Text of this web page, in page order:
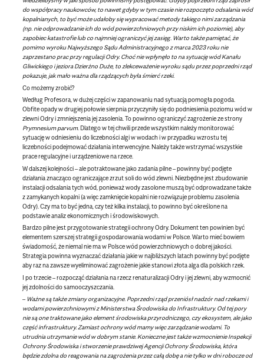
do współpracy naukowców, to nawet gdyby w tym czasie nie rozpoczęto odsalania wód
kopalnianych, to być może udałoby się wypracować metody takiego nimi zarządzania
(np. nie odprowadzanie ich do wód powierzchniowych przy niskim ich poziomie), aby
zapobiec katastrofie lub co najmniej ograniczyć jej zasięg. Warto także pamiętać, że
pomimo wyroku Najwyższego Sądu Administracyjnego z marca 2023 roku nie
zaprzestano prac przy regulacji Odry. Choć nie wpłynęło to na sytuację wód Kanału
Gliwickiego i jeziora Dzierżno Duże, to zlekceważenie wyroku sądu przez poprzedni rząd
pokazuje, jak mało ważna dla rządzących była śmierć rzeki.
Co możemy zrobić?
Według Profesora, w dużej części w zapanowaniu nad sytuacją pomogła pogoda.
Obfite opady w drugiej połowie sierpnia przyczyniły się do podniesienia poziomu wód w
zlewni Odry i zmniejszenia jej zasolenia. To powinno ograniczyć zagrożenie ze strony
Prymnesium parvum. Dlatego w tej chwili przede wszystkim należy monitorować
sytuację w odniesieniu do liczebności algi w wodach i w przypadku wzrostu tej
liczebności podejmować działania interwencyjne. Należy także wstrzymać wszystkie
prace regulacyjne i urządzeniowe na rzece.
W dalszej kolejności – ale potraktowane jako zadania pilne – powinny być podjęte
działania znacząco ograniczające zrzut soli do wód zlewni. Niezbędne jest zbudowanie
instalacji odsalania tych wód, ponieważ wody zasolone muszą być odprowadzane także
z zamykanych kopalni (a więc zamknięcie kopalni nie rozwiązuje problemu zasolenia
Odry). Czy ma to być jedna, czy też kilka instalacji, to powinno być określone na
podstawie analiz ekonomicznych i środowiskowych.
Bardzo pilne jest przygotowanie strategii ochrony Odry. Dokument ten powinien być
elementem szerszej strategii gospodarowania wodami w Polsce. Warto mieć bowiem
świadomość, że niemal nie ma w Polsce wód powierzchniowych o dobrej jakości.
Strategia powinna wyznaczać działania jakie w najbliższych latach powinny być podjęte
aby raz na zawsze wyeliminować zagrożenie jakie stanowi złota alga dla polskich rzek.
I po trzecie – rozpocząć działania na rzecz renaturalizacji Odry i jej zlewni, aby wzmocnić
jej zdolności do samooczyszczania.
– Ważne są także zmiany organizacyjne. Poprzedni rząd przeniósł nadzór nad rzekami i
wodami powierzchniowymi z Ministerstwa Środowiska do Infrastruktury. Od tej pory
nie są one traktowane jako element środowiska przyrodniczego, czy ekosystem, ale jako
część infrastruktury. Zamiast ochrony wód mamy więc zarządzanie wodami. To
utrudnia utrzymanie wód w dobrym stanie. Konieczne jest także wzmocnienie Inspekcji
Ochrony Środowiska i stworzenie prawdziwej Agencji Ochrony Środowiska, która
będzie zdolna do reagowania na zagrożenia przez całą dobę a nie tylko w dni robocze od